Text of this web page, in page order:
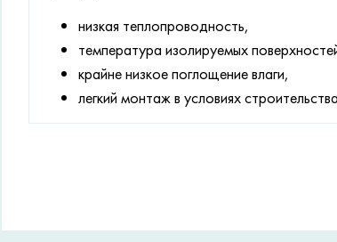
низкая теплопроводность,
температура изолируемых
крайне низкое поглощение влаги,
легкий монтаж в условиях